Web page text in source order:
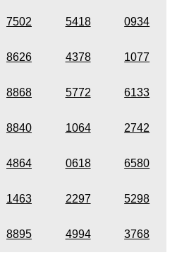
7502 5418 0934
8626 4378 1077
8868 5772 6133
8840 1064 2742
4864 0618 6580
1463 2297 5298
8895 4994 3768